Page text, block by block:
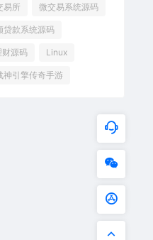
易所 微交易系统源码
贷款系统源码
源码 Linux
神引擎传奇手游